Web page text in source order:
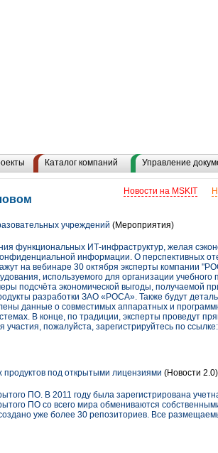
Каталог компаний Управление
Новости на MSKIT
учреждений (Мероприятия)
функциональных ИТ-инфраструктур, желая
информации. О перспективных
на вебинаре 30 октября эксперты компании
используемого для организации учебного
подсчёта экономической выгоды, получаемой
разработки ЗАО «РОСА». Также будут
данные о совместимых аппаратных и
В конце, по традиции, эксперты проведут
пожалуйста, зарегистрируйтесь по ссылке:
продуктов под открытыми лицензиями (Новости 2.0)
ПО. В 2011 году была зарегистрирована
ПО со всего мира обмениваются
уже более 30 репозиториев. Все